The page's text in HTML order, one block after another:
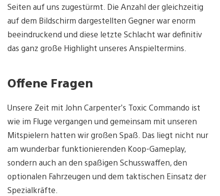
Seiten auf uns zugestürmt. Die Anzahl der gleichzeitig
auf dem Bildschirm dargestellten Gegner war enorm
beeindruckend und diese letzte Schlacht war definitiv
das ganz große Highlight unseres Anspieltermins.
Offene Fragen
Unsere Zeit mit John Carpenter’s Toxic Commando ist
wie im Fluge vergangen und gemeinsam mit unseren
Mitspielern hatten wir großen Spaß. Das liegt nicht nur
am wunderbar funktionierenden Koop-Gameplay,
sondern auch an den spaßigen Schusswaffen, den
optionalen Fahrzeugen und dem taktischen Einsatz der
Spezialkräfte.